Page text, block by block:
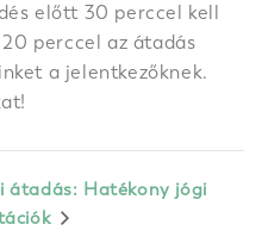
előtt 30 perccel kell
perccel az átadás
a jelentkezőknek.
átadás: Hatékony jógi